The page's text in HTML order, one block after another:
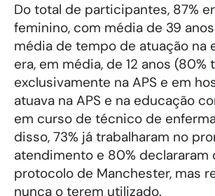
Do total de participantes, 87%
feminino, com média de 39
média de tempo de atuação na
era, em média, de 12 anos (80%
exclusivamente na APS e em
atuava na APS e na educação
em curso de técnico de
disso, 73% já trabalharam no
atendimento e 80% declararam
protocolo de Manchester, mas
nunca o terem utilizado.